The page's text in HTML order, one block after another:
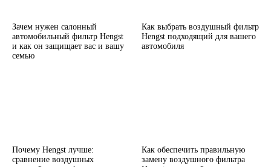
Зачем нужен салонный
автомобильный фильтр Hengst
и как он защищает вас и вашу
семью
Как выбрать воздушный фильтр
Hengst подходящий для вашего
автомобиля
Почему Hengst лучше:
сравнение воздушных
Как обеспечить правильную
замену воздушного фильтра